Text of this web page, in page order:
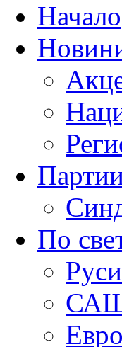
Начало
По